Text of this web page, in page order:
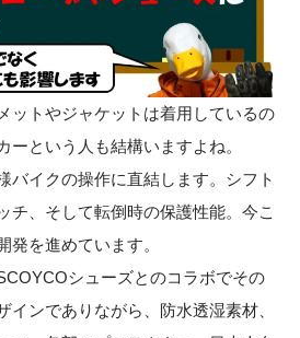
ットやジャケットは着用しているの
ーという人も結構いますよね。
バイクの操作に直結します。シフト
チ、そして転倒時の保護性能。今こ
発を進めています。
シューズとのコラボでその
インでありながら、防水透湿素材、